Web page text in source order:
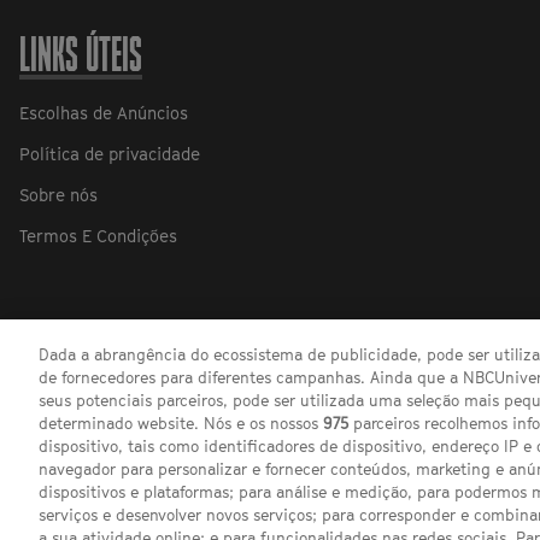
LINKS ÚTEIS
Escolhas de Anúncios
Política de privacidade
Sobre nós
Termos E Condições
Dada a abrangência do ecossistema de publicidade, pode ser
de fornecedores para diferentes campanhas. Ainda que a
seus potenciais parceiros, pode ser utilizada uma seleção mais
determinado website. Nós e os nossos 975 parceiros recolhemos
dispositivo, tais como identificadores de dispositivo, endereço IP e
navegador para personalizar e fornecer conteúdos, marketing e
dispositivos e plataformas; para análise e medição, para podermos
serviços e desenvolver novos serviços; para corresponder e